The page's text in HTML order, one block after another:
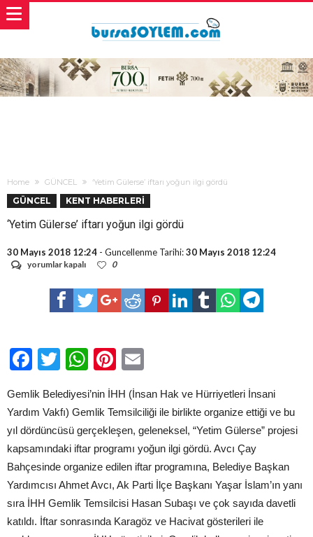
Home GÜNCEL ‘Yetim Gülerse’ iftarı yoğun ilgi gördü
GÜNCEL KENT HABERLERİ
‘Yetim Gülerse’ iftarı yoğun ilgi gördü
30 Mayıs 2018 12:24 - Guncellenme Tarihi:30 Mayıs 2018 12:24
‘Yetim
yorumlar kapalı 0
Facebook
TwitterWhatsApp
Pinterest
Gemlik Belediyesi’nin İHH (İnsan Hak ve Hürriyetleri İnsani
Yardım Vakfı) Gemlik Temsilciliği ile birlikte organize ettiği ve bu
yıl dördüncüsü gerçekleşen, geleneksel, “Yetim Gülerse” projesi
kapsamındaki iftar programı yoğun ilgi gördü. Avcı Çay
Bahçesinde organize edilen iftar programına, Belediye Başkan
Yardımcısı Ahmet Avcı, Ak Parti İlçe Başkanı Yaşar İslam’ın yanı
sıra İHH Gemlik Temsilcisi Hasan Subaşı ve çok sayıda davetli
katıldı. İftar sonrasında Karagöz ve Hacivat gösterileri ile